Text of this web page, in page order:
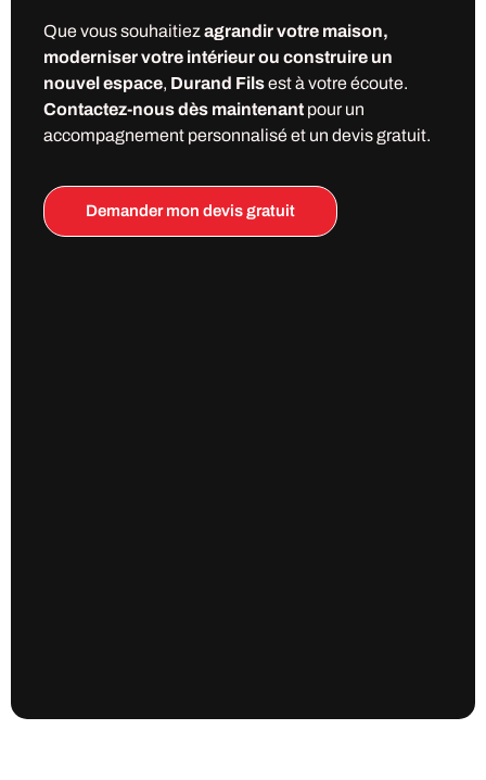
Que vous souhaitiez agrandir votre maison,
moderniser votre intérieur ou construire un
nouvel espace, Durand Filsest à votre écoute.
Contactez-nous dès maintenant pour un
accompagnement personnalisé et un devis gratuit.
Demander mon devis gratuit